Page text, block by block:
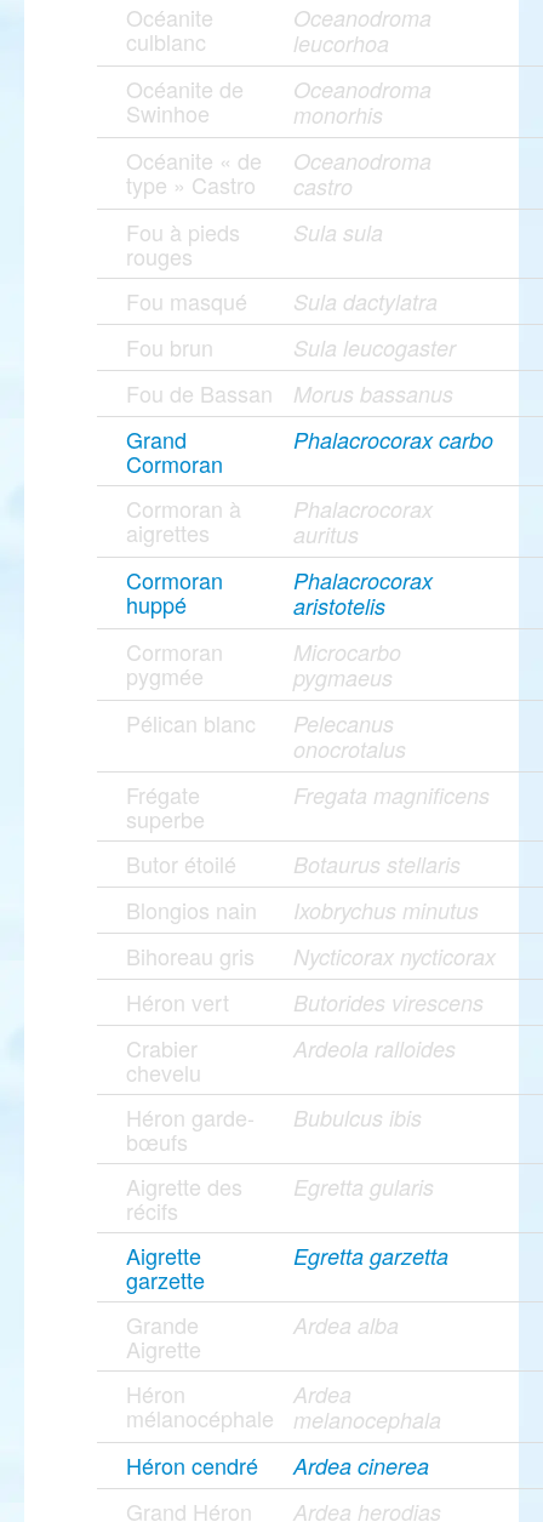
Océanite
culblanc
Oceanodroma
leucorhoa
Océanite de
Swinhoe
Oceanodroma
monorhis
Océanite « de
type » Castro
Oceanodroma
castro
Fou à pieds
rouges
Sula sula
Fou masqué Sula dactylatra
Fou brun Sula leucogaster
Fou de Bassan Morus bassanus
Grand
Cormoran
Phalacrocorax carbo
Cormoran à
aigrettes
Phalacrocorax
auritus
Cormoran
huppé
Phalacrocorax
aristotelis
Cormoran
pygmée
Microcarbo
pygmaeus
Pélican blanc
Pelecanus
onocrotalus
Frégate
superbe
Fregata magnificens
Butor étoilé Botaurus stellaris
Blongios nain Ixobrychus minutus
Bihoreau gris Nycticorax nycticorax
Héron vert Butorides virescens
Crabier
chevelu
Ardeola ralloides
Héron garde-
bœufs
Bubulcus ibis
Aigrette des
récifs
Egretta gularis
Aigrette
garzette
Egretta garzetta
Grande
Aigrette
Ardea alba
Héron
mélanocéphale
Ardea
melanocephala
Héron cendré Ardea cinerea
Grand Héron Ardea herodias